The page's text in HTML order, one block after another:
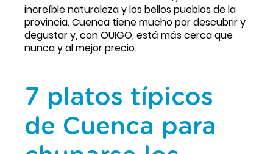
increíble naturaleza y los bellos pueblos de la
provincia. Cuenca tiene mucho por descubrir y
degustar y, con OUIGO, está más cerca que
nunca y al mejor precio.
7 platos típicos
de Cuenca para